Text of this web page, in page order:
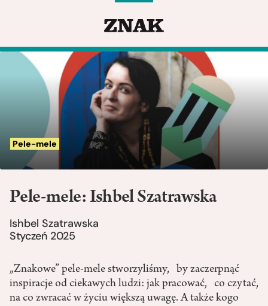
Pele-mele
Pele-mele: Ishbel Szatrawska
Ishbel Szatrawska
Styczeń 2025
„Znakowe” pele-mele stworzyliśmy, by zaczerpnąć
inspiracje od ciekawych ludzi: jak pracować, co czytać,
na co zwracać w życiu większą uwagę. A także kogo